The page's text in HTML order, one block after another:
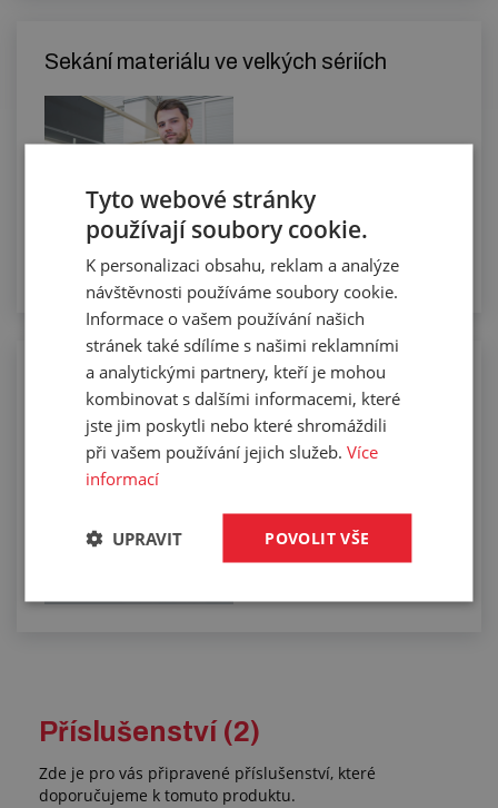
Sekání materiálu ve velkých sériích
Těsnění do bloku motoru
Příslušenství (2)
Zde je pro vás připravené příslušenství, které
doporučujeme k tomuto produktu.
Tyto webové stránky
používají soubory cookie.
K personalizaci obsahu, reklam a analýze
návštěvnosti používáme soubory cookie.
Informace o vašem používání našich
stránek také sdílíme s našimi reklamními
a analytickými partnery, kteří je mohou
kombinovat s dalšími informacemi, které
jste jim poskytli nebo které shromáždili
při vašem používání jejich služeb.Více
informací
POVOLIT VŠE
UPRAVIT